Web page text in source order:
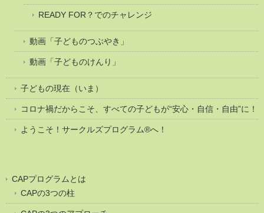
READY FOR？でのチャレンジ
動画「子どものつぶやき」
動画「子どものけんり」
子どもの現在（いま）
コロナ禍だからこそ、すべての子どもが“安心・自信・自由”に！
ようこそ！サークルズプログラム®へ！
CAPプログラムとは
CAPの3つの柱